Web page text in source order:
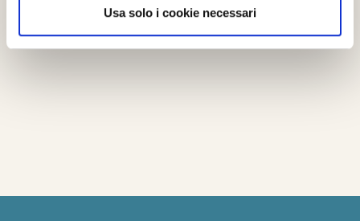
Usa solo i cookie necessari